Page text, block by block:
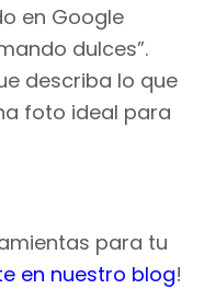
en Google
dulces”.
describa lo que
foto ideal para
para tu
en nuestro blog!